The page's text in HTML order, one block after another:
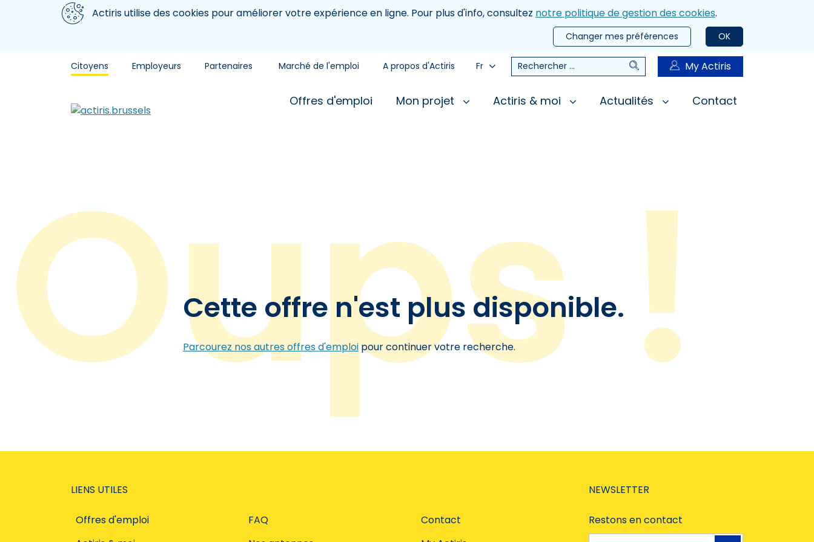
Aller au contenu principal
Nous utilisons des cookiesActiris utilise des cookies pour améliorer votre expérience en ligne. Pour plus d'info, consultez notre politique de gestion des cookies.
OK
Changer mes préférences
Citoyens Employeurs Partenaires Marché de l'emploi A propos d'Actiris Fr Rechercher RechercherMy Actiris
Offres d'emploi Mon projet Actiris & moi Actualités Contact
Cette offre n'est plus disponible.
Parcourez nos autres offres d'emploipour continuer votre recherche.
LIENS UTILES
Offres d'emploi
FAQ
Contact
NEWSLETTER
Restons en contact